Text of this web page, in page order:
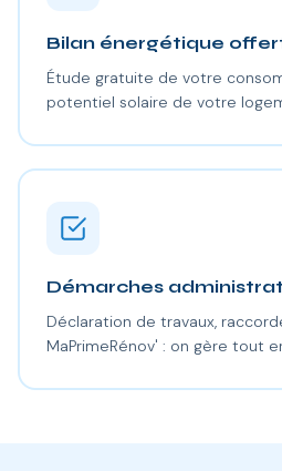
Bilan énergétique
Étude gratuite de votre
potentiel solaire de votre
Démarches
Déclaration de travaux,
MaPrimeRénov' : on gère tout